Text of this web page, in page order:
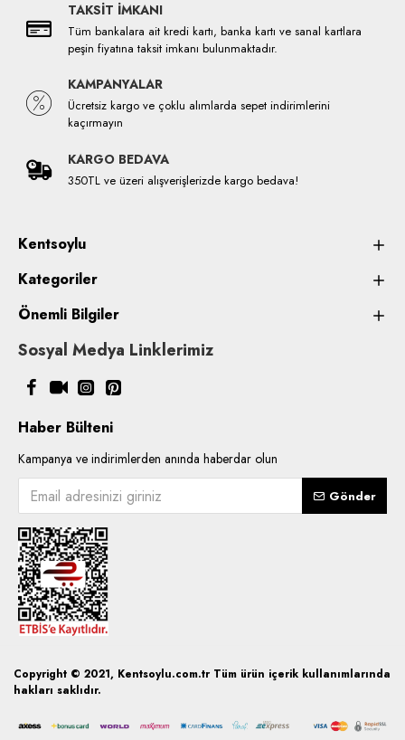
TAKSİT İMKANI
Tüm bankalara ait kredi kartı, banka kartı ve sanal kartlara
peşin fiyatına taksit imkanı bulunmaktadır.
KAMPANYALAR
Ücretsiz kargo ve çoklu alımlarda sepet indirimlerini
kaçırmayın
KARGO BEDAVA
350TL ve üzeri alışverişlerizde kargo bedava!
Kentsoylu
Kategoriler
Önemli Bilgiler
Sosyal Medya Linklerimiz
Haber Bülteni
Kampanya ve indirimlerden anında haberdar olun
Gönder
Copyright © 2021, Kentsoylu.com.tr Tüm ürün içerik kullanımlarında
hakları saklıdır.